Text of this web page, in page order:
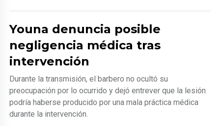
Youna denuncia posible
negligencia médica tras
intervención
Durante la transmisión, el barbero no ocultó su
preocupación por lo ocurrido y dejó entrever que la lesión
podría haberse producido por una mala práctica médica
durante la intervención.